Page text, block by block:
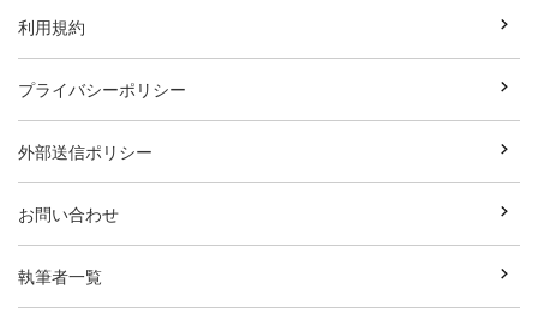
利用規約
プライバシーポリシー
外部送信ポリシー
お問い合わせ
執筆者一覧